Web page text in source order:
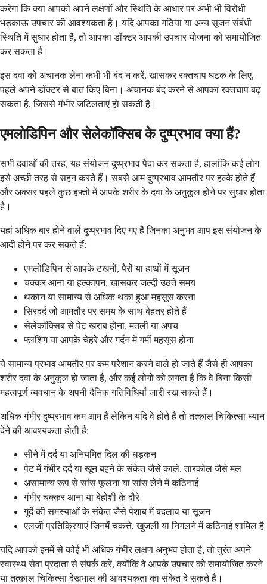
करेगा कि क्या आपको अपने लक्षणों और स्थिति के आधार पर अभी भी विरोधी
भड़काऊ उपचार की आवश्यकता है। यदि आपका गठिया या अन्य सूजन संबंधी
स्थिति में सुधार होता है, तो आपका डॉक्टर आपकी उपचार योजना को समायोजित
कर सकता है।
इस दवा को अचानक लेना कभी भी बंद न करें, खासकर रक्तचाप घटक के लिए,
पहले अपने डॉक्टर से बात किए बिना। अचानक बंद करने से आपका रक्तचाप बढ़
सकता है, जिससे गंभीर जटिलताएं हो सकती हैं।
एमलोडिपिन और सेलेकॉक्सिब के दुष्प्रभाव क्या हैं?
सभी दवाओं की तरह, यह संयोजन दुष्प्रभाव पैदा कर सकता है, हालांकि कई लोग
इसे अच्छी तरह से सहन करते हैं। सबसे आम दुष्प्रभाव आमतौर पर हल्के होते हैं
और अक्सर पहले कुछ हफ्तों में आपके शरीर के दवा के अनुकूल होने पर सुधार होता
है।
यहां अधिक बार होने वाले दुष्प्रभाव दिए गए हैं जिनका अनुभव आप इस संयोजन के
आदी होने पर कर सकते हैं:
एमलोडिपिन से आपके टखनों, पैरों या हाथों में सूजन
चक्कर आना या हल्कापन, खासकर जल्दी उठते समय
थकान या सामान्य से अधिक थका हुआ महसूस करना
सिरदर्द जो आमतौर पर समय के साथ बेहतर होते हैं
सेलेकॉक्सिब से पेट खराब होना, मतली या अपच
फ्लशिंग या आपके चेहरे और गर्दन में गर्मी महसूस होना
ये सामान्य प्रभाव आमतौर पर कम परेशान करने वाले हो जाते हैं जैसे ही आपका
शरीर दवा के अनुकूल हो जाता है, और कई लोगों को लगता है कि वे बिना किसी
महत्वपूर्ण व्यवधान के अपनी दैनिक गतिविधियाँ जारी रख सकते हैं।
अधिक गंभीर दुष्प्रभाव कम आम हैं लेकिन यदि वे होते हैं तो तत्काल चिकित्सा ध्यान
देने की आवश्यकता होती है:
सीने में दर्द या अनियमित दिल की धड़कन
पेट में गंभीर दर्द या खून बहने के संकेत जैसे काले, तारकोल जैसे मल
असामान्य रूप से सांस फूलना या सांस लेने में कठिनाई
गंभीर चक्कर आना या बेहोशी के दौरे
गुर्दे की समस्याओं के संकेत जैसे पेशाब में बदलाव या सूजन
एलर्जी प्रतिक्रियाएं जिनमें चकत्ते, खुजली या निगलने में कठिनाई शामिल है
यदि आपको इनमें से कोई भी अधिक गंभीर लक्षण अनुभव होता है, तो तुरंत अपने
स्वास्थ्य सेवा प्रदाता से संपर्क करें, क्योंकि वे आपके उपचार को समायोजित करने
या तत्काल चिकित्सा देखभाल की आवश्यकता का संकेत दे सकते हैं।